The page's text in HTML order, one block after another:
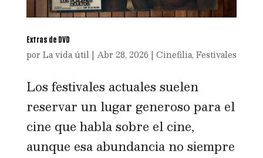
Extras de DVD
por La vida útil| Abr 28, 2026 | Cinefilia, Festivales
Los festivales actuales suelen
reservar un lugar generoso para el
cine que habla sobre el cine,
aunque esa abundancia no siempre